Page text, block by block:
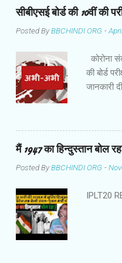
वजह से दो
लिए 139
लेकिन
सीबीएसई बोर्ड की 10वीं की
Posted ByBBCHINDI ORG -
कोरोना
की बोर्ड
जानकारी
बाद में
समीक्षा
Twitter
मैं 1947 का हिन्दुस्तान बोल
Posted ByBBCHINDI ORG -
IPLT20